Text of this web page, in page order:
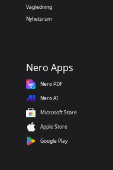
Vägledning
Nyhetsrum
Nero Apps
Nero PDF
Nero AI
Microsoft Store
Apple Store
Google Play